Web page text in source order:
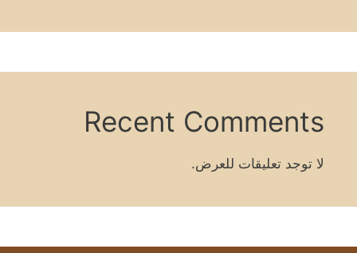
Recent Comments
لا توجد تعليقات للعرض.